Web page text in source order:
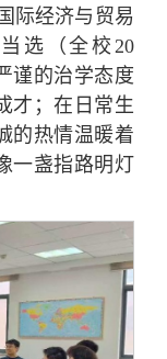
际经济与贸易
选（全校20
谨的治学态度
才；在日常生
的热情温暖着
一盏指路明灯